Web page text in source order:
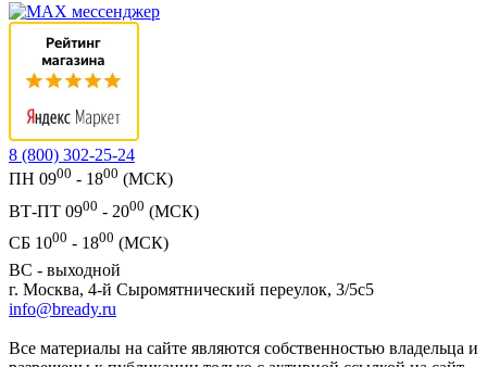
8 (800) 302-25-24
ПН 0900 - 1800 (МСК)
ВТ-ПТ 0900 - 2000 (МСК)
СБ 1000 - 1800 (МСК)
ВС - выходной
г. Москва, 4-й Сыромятнический переулок, 3/5с5
info@bready.ru
Все материалы на сайте являются собственностью владельца и